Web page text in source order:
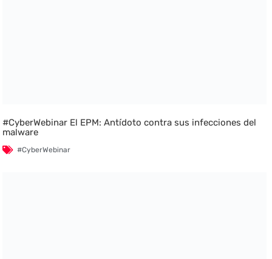
#CyberWebinar El EPM: Antídoto contra sus infecciones del
malware
#CyberWebinar